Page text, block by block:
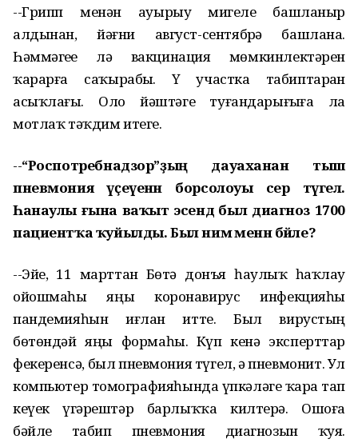
--Грипп менән ауырыу миҙгеле башланыр
алдынан, йәғни август-сентябрҙә башлана.
Һәммәгеҙҙе лә вакцинация мөмкинлектәрен
ҡарарға саҡырабыҙ. Үҙ участка табиптарҙан
асыҡлағыҙ. Оло йәштәге туғандарығыҙға ла
мотлаҡ тәҡдим итегеҙ.
--“Роспотребнадзор”ҙың дауаханан тыш
пневмония үҫеүенән борсолоуы сер түгел.
Һанаулы ғына ваҡыт эсендә был диагноз 1700
пациентҡа ҡуйылды. Был нимә менән бәйле?
--Эйе, 11 марттан Бөтә донъя һаулыҡ һаҡлау
ойошмаһы яңы коронавирус инфекцияһы
пандемияһын иғлан итте. Был вирустың
бөтөндәй яңы формаһы. Күп кенә эксперттар
фекеренсә, был пневмония түгел, ә пневмонит. Ул
компьютер томографияһында үпкәләге ҡара тап
кеүек үҙгәрештәр барлыҡҡа килтерә. Ошоға
бәйле табип пневмония диагнозын ҡуя.